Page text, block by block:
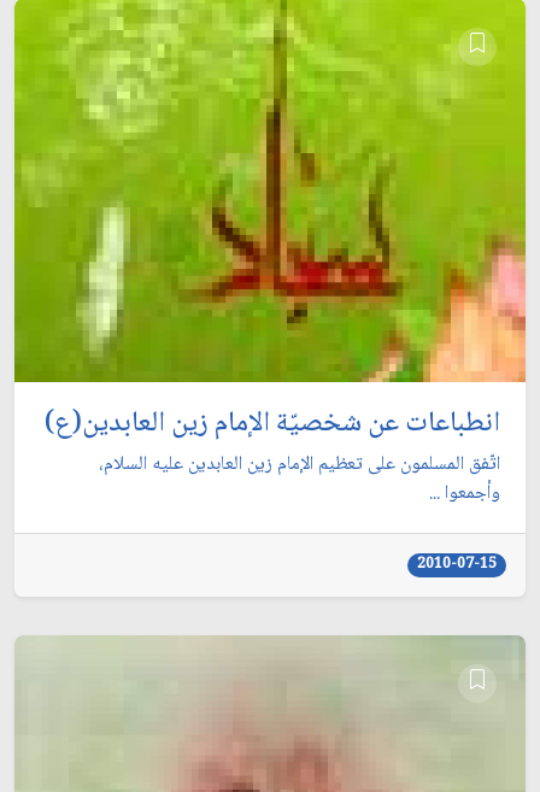
انطباعات عن شخصيّة الإمام زين العابدين(ع)
اتّفق المسلمون على تعظيم الإمام زين العابدين عليه السلام،
وأجمعوا ...
2010-07-15